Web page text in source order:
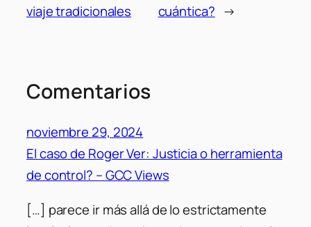
viaje tradicionales
cuántica? →
Comentarios
noviembre 29, 2024
El caso de Roger Ver: Justicia o herramienta
de control? – GCC Views
[…] parece ir más allá de lo estrictamente